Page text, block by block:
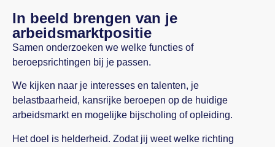
In beeld brengen van je
arbeidsmarktpositie
Samen onderzoeken we welke functies of
beroepsrichtingen bij je passen.
We kijken naar je interesses en talenten, je
belastbaarheid, kansrijke beroepen op de huidige
arbeidsmarkt en mogelijke bijscholing of opleiding.
Het doel is helderheid. Zodat jij weet welke richting